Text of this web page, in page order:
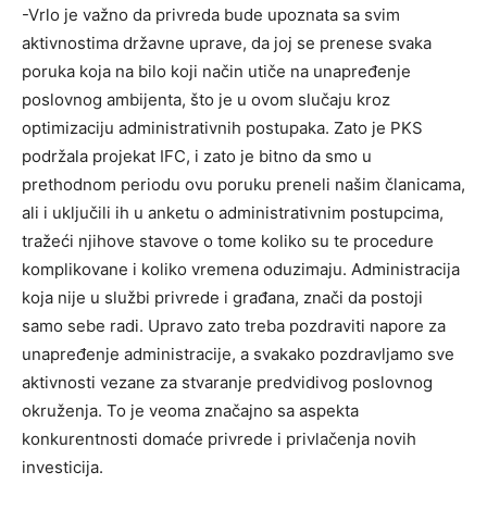
-Vrlo je važno da privreda bude upoznata sa svim
aktivnostima državne uprave, da joj se prenese svaka
poruka koja na bilo koji način utiče na unapređenje
poslovnog ambijenta, što je u ovom slučaju kroz
optimizaciju administrativnih postupaka. Zato je PKS
podržala projekat IFC, i zato je bitno da smo u
prethodnom periodu ovu poruku preneli našim članicama,
ali i uključili ih u anketu o administrativnim postupcima,
tražeći njihove stavove o tome koliko su te procedure
komplikovane i koliko vremena oduzimaju. Administracija
koja nije u službi privrede i građana, znači da postoji
samo sebe radi. Upravo zato treba pozdraviti napore za
unapređenje administracije, a svakako pozdravljamo sve
aktivnosti vezane za stvaranje predvidivog poslovnog
okruženja. To je veoma značajno sa aspekta
konkurentnosti domaće privrede i privlačenja novih
investicija.